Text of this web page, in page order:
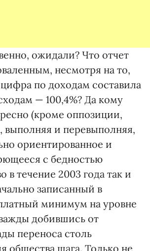
ожидали? Что отчет
несмотря на то,
цифра по доходам составила
— 100,4%? Да кому
(кроме оппозиции,
выполняя и перевыполняя,
ориентированное и
с бедностью
в течение 2003 года так и
записанный в
минимум на уровне
добившись от
переноса столь
общества шага. Только не